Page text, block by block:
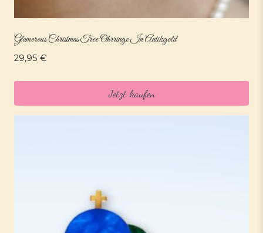
Glamorous Christmas Tree Ohrringe In Antikgold
29,95 €
Jetzt kaufen